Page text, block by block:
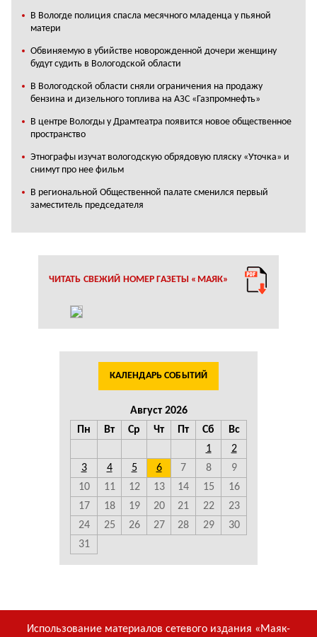
В Вологде полиция спасла месячного младенца у пьяной
матери
Обвиняемую в убийстве новорожденной дочери женщину
будут судить в Вологодской области
В Вологодской области сняли ограничения на продажу
бензина и дизельного топлива на АЗС «Газпромнефть»
В центре Вологды у Драмтеатра появится новое общественное
пространство
Этнографы изучат вологодскую обрядовую пляску «Уточка» и
снимут про нее фильм
В региональной Общественной палате сменился первый
заместитель председателя
ЧИТАТЬ СВЕЖИЙ НОМЕР ГАЗЕТЫ «МАЯК»
КАЛЕНДАРЬ СОБЫТИЙ
Август 2026
Пн
Вт Ср Чт Пт Сб
Вс
1
2
3
4 5 6 7 8
9
10
11 12 13 14 15
16
17
18 19 20 21 22
23
24
25 26 27 28 29
30
31
Использование материалов сетевого издания «Маяк-